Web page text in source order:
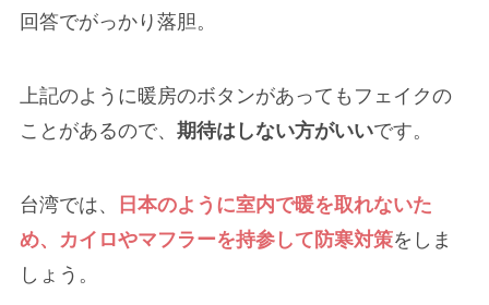
回答でがっかり落胆。
上記のように暖房のボタンがあってもフェイクの
ことがあるので、 期待はしない方がいいです。
台湾では、
日本のように室内で暖を取れないた
め、カイロやマフラーを持参して防寒対策をしま
しょう。